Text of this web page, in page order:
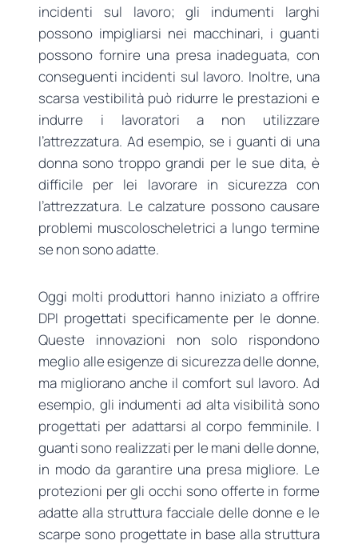
incidenti sul lavoro; gli indumenti larghi
possono impigliarsi nei macchinari, i guanti
possono fornire una presa inadeguata, con
conseguenti incidenti sul lavoro. Inoltre, una
scarsa vestibilità può ridurre le prestazioni e
indurre i lavoratori a non utilizzare
l’attrezzatura. Ad esempio, se i guanti di una
donna sono troppo grandi per le sue dita, è
difficile per lei lavorare in sicurezza con
l’attrezzatura. Le calzature possono causare
problemi muscoloscheletrici a lungo termine
se non sono adatte.
Oggi molti produttori hanno iniziato a offrire
DPI progettati specificamente per le donne.
Queste innovazioni non solo rispondono
meglio alle esigenze di sicurezza delle donne,
ma migliorano anche il comfort sul lavoro. Ad
esempio, gli indumenti ad alta visibilità sono
progettati per adattarsi al corpo femminile. I
guanti sono realizzati per le mani delle donne,
in modo da garantire una presa migliore. Le
protezioni per gli occhi sono offerte in forme
adatte alla struttura facciale delle donne e le
scarpe sono progettate in base alla struttura